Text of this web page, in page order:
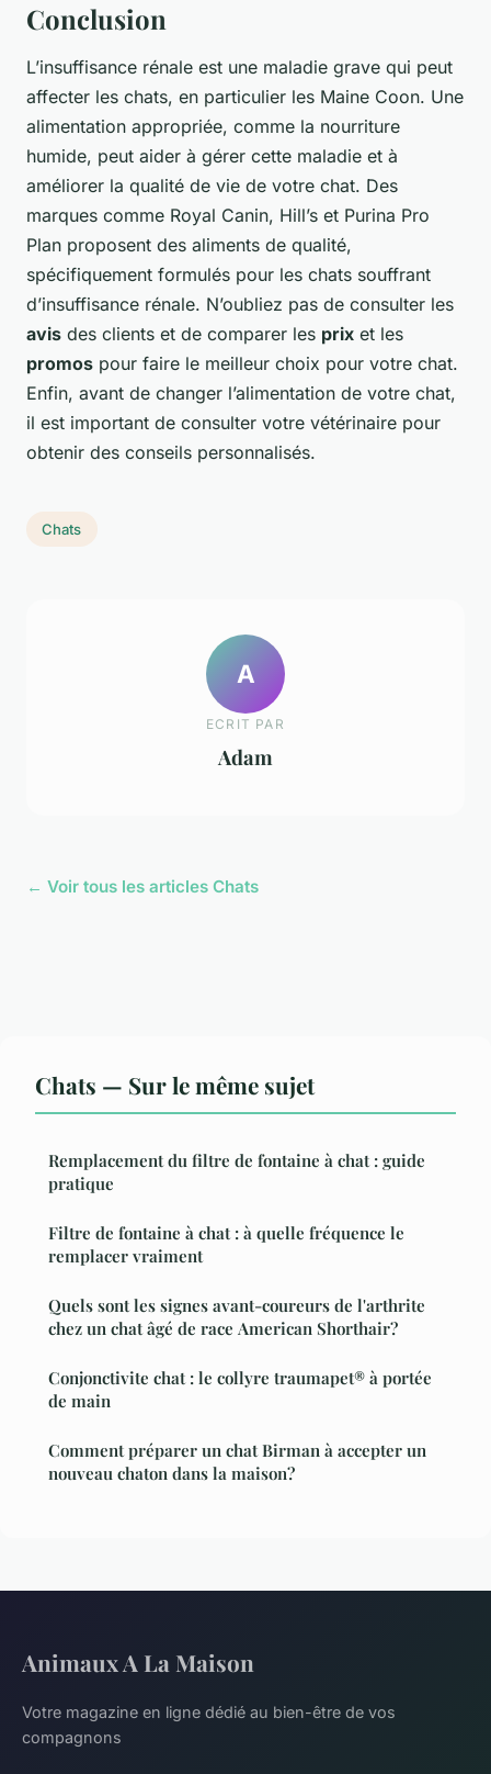
Conclusion
L’insuffisance rénale est une maladie grave qui peut
affecter les chats, en particulier les Maine Coon. Une
alimentation appropriée, comme la nourriture
humide, peut aider à gérer cette maladie et à
améliorer la qualité de vie de votre chat. Des
marques comme Royal Canin, Hill’s et Purina Pro
Plan proposent des aliments de qualité,
spécifiquement formulés pour les chats souffrant
d’insuffisance rénale. N’oubliez pas de consulter les
avis des clients et de comparer les prix et les
promos pour faire le meilleur choix pour votre chat.
Enfin, avant de changer l’alimentation de votre chat,
il est important de consulter votre vétérinaire pour
obtenir des conseils personnalisés.
Chats
A
ECRIT PAR
Adam
← Voir tous les articles Chats
Chats — Sur le même sujet
Remplacement du filtre de fontaine à chat : guide
pratique
Filtre de fontaine à chat : à quelle fréquence le
remplacer vraiment
Quels sont les signes avant-coureurs de l'arthrite
chez un chat âgé de race American Shorthair?
Conjonctivite chat : le collyre traumapet® à portée
de main
Comment préparer un chat Birman à accepter un
nouveau chaton dans la maison?
Animaux A La Maison
Votre magazine en ligne dédié au bien-être de vos
compagnons